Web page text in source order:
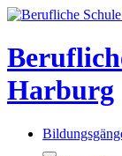
Harburg